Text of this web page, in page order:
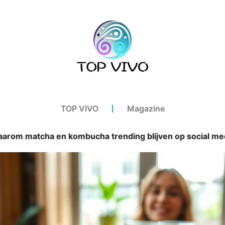
TOP VIVO Magazine
matcha en kombucha trending blijven op social